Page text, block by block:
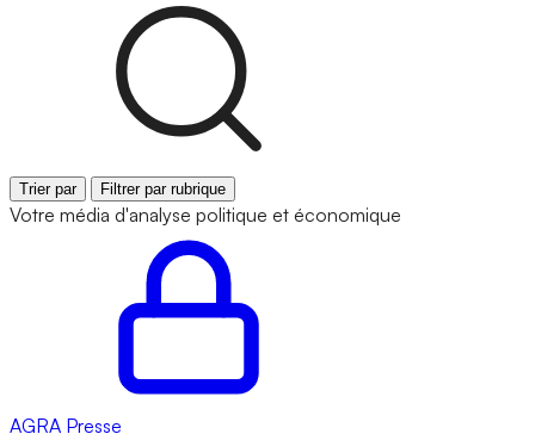
Trier par Filtrer par rubrique
Votre média d'analyse politique et économique
AGRA Presse